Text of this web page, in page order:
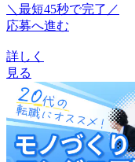
＼最短45秒で完了／
応募へ進む
詳しく
見る